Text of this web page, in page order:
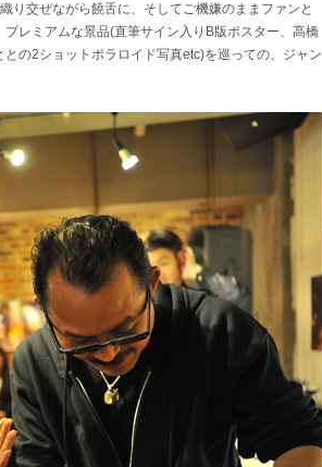
交ぜながら饒舌に、そしてご機嫌のままファンと
レミアムな景品(直筆サイン入りB版ポスター、高橋
の2ショットポラロイド写真etc)を巡っての、ジャン